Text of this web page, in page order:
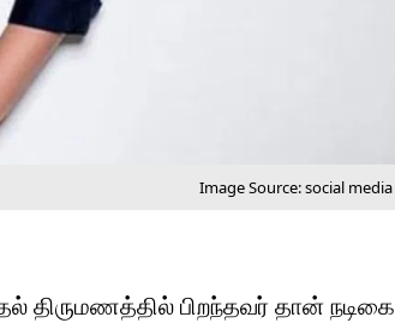
Image Source: social media
திருமணத்தில் பிறந்தவர் தான் நடிகை